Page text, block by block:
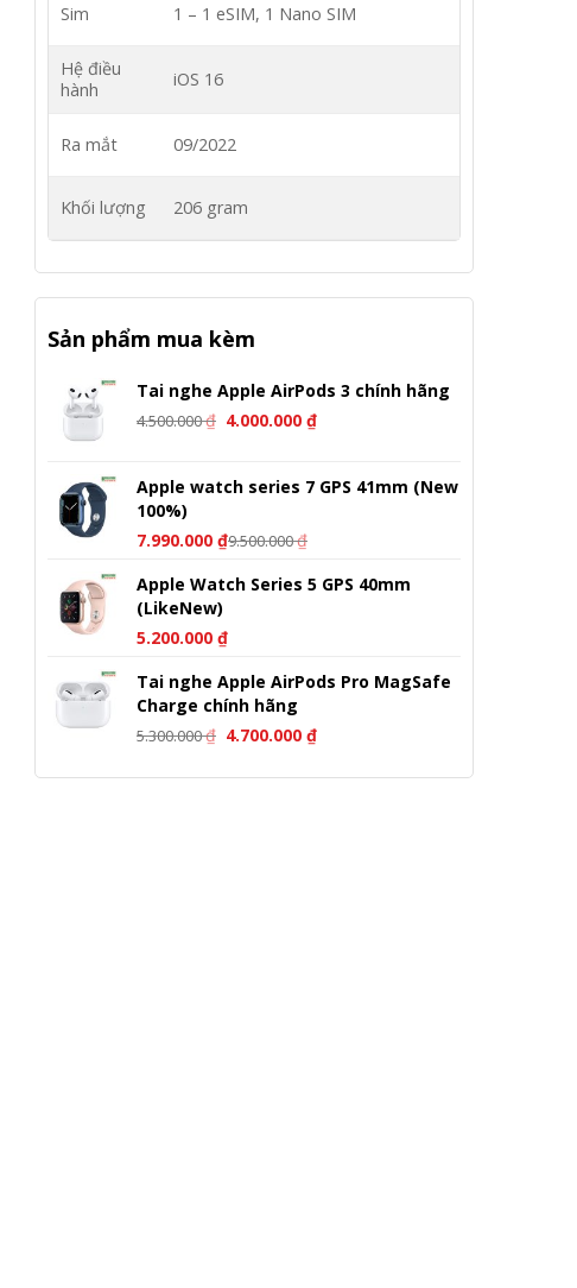
Sim 1 – 1 eSIM, 1 Nano SIM
Hệ điều
hành
iOS 16
Ra mắt 09/2022
Khối lượng 206 gram
Sản phẩm mua kèm
Tai nghe Apple AirPods 3 chính hãng
4.500.000₫ Giá
4.500.000 ₫.
4.000.000₫Giá
là:
Apple watch series 7 GPS 41mm (New
100%)
7.990.000 ₫9.500.000₫
Apple Watch Series 5 GPS 40mm
(LikeNew)
5.200.000 ₫
Tai nghe Apple AirPods Pro MagSafe
Charge chính hãng
5.300.000₫ Giá
là:
4.700.000₫Giá
tại